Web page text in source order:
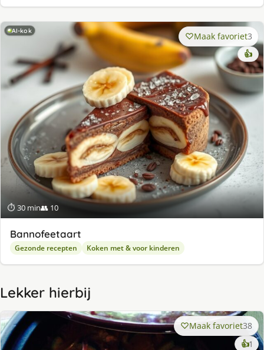
AI-kok
⏱ 30 min👥 10
Maak favoriet3
👍
Bannofeetaart
Gezonde recepten Koken met & voor kinderen
Lekker hierbij
Maak favoriet38
👍1